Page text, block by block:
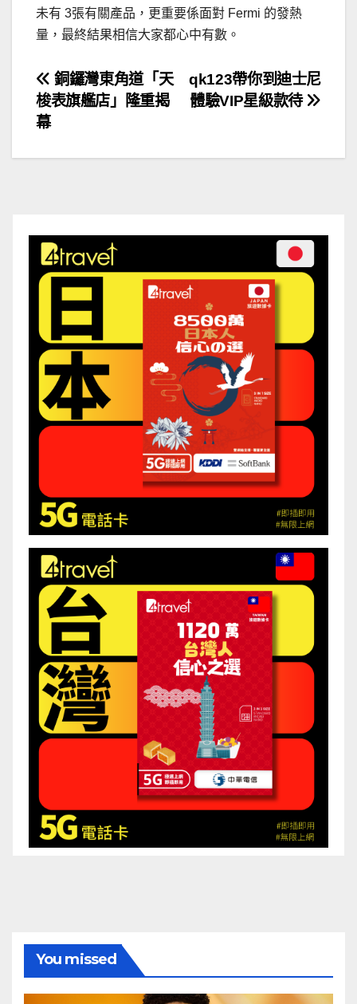
未有 3張有關產品，更重要係面對 Fermi 的發熱
量，最終結果相信大家都心中有數。
文
章
導
qk123帶你到迪士尼
體驗VIP星級款待
銅鑼灣東角道「天
梭表旗艦店」隆重揭
幕
You missed